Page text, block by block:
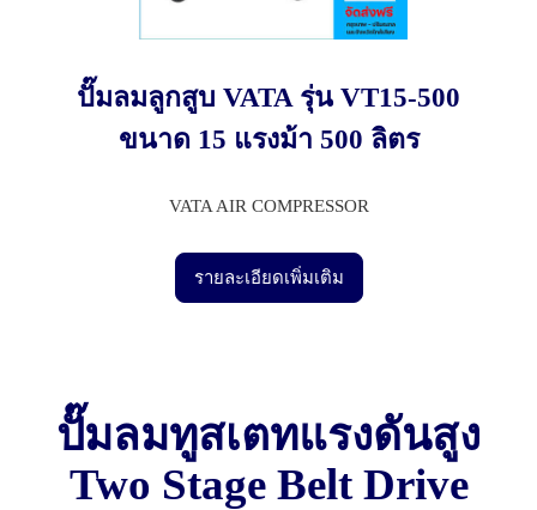
ปั๊มลมลูกสูบ VATA รุ่น VT15-500
ขนาด 15 แรงม้า 500 ลิตร
VATA AIR COMPRESSOR
รายละเอียดเพิ่มเติม
ปั๊มลมทูสเตทแรงดันสูง
Two Stage Belt Drive